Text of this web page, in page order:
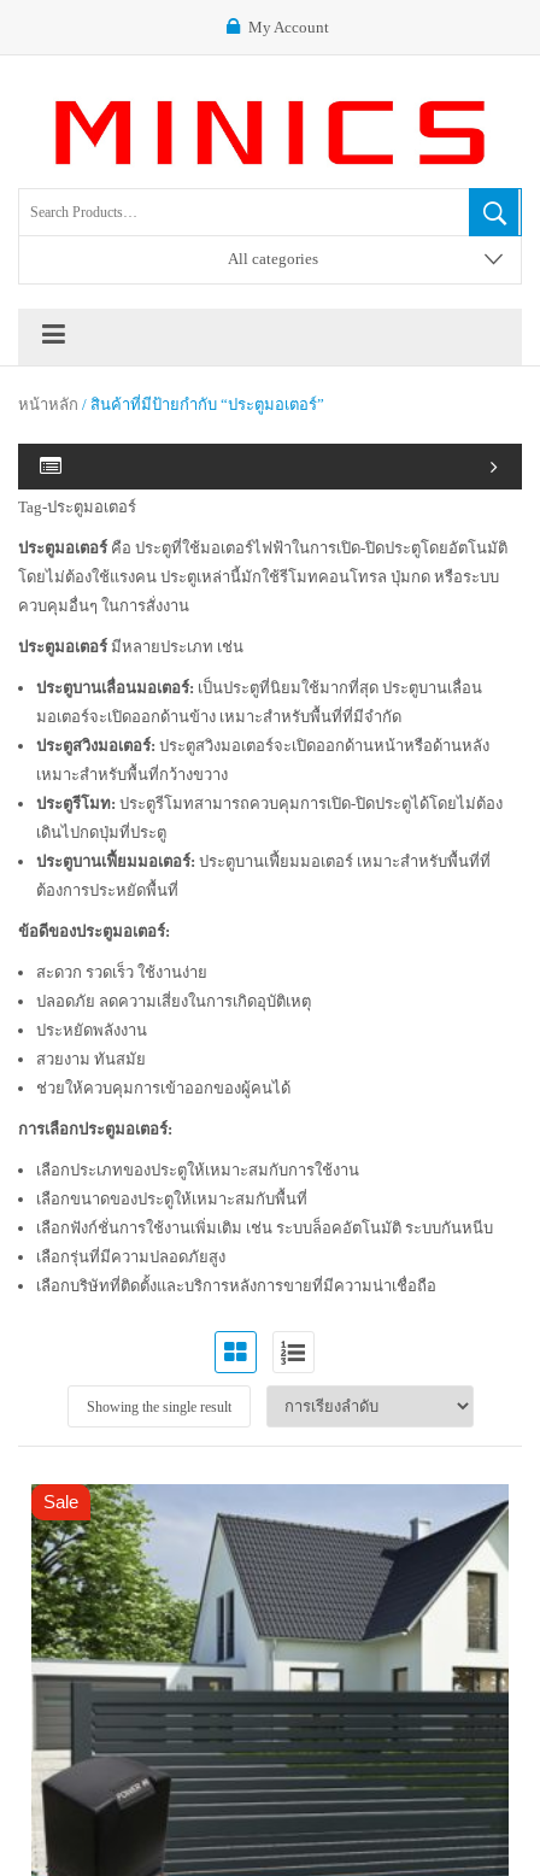
My Account
All categories
หน้าหลัก / สินค้าที่มีป้ายกำกับ “ประตูมอเตอร์”
Tag-ประตูมอเตอร์
ประตูมอเตอร์ คือ ประตูที่ใช้มอเตอร์ไฟฟ้าในการเปิด-ปิดประตูโดยอัตโนมัติ
โดยไม่ต้องใช้แรงคน ประตูเหล่านี้มักใช้รีโมทคอนโทรล ปุ่มกด หรือระบบ
ควบคุมอื่นๆ ในการสั่งงาน
ประตูมอเตอร์ มีหลายประเภท เช่น
ประตูบานเลื่อนมอเตอร์: เป็นประตูที่นิยมใช้มากที่สุด ประตูบานเลื่อน
มอเตอร์จะเปิดออกด้านข้าง เหมาะสำหรับพื้นที่ที่มีจำกัด
ประตูสวิงมอเตอร์: ประตูสวิงมอเตอร์จะเปิดออกด้านหน้าหรือด้านหลัง
เหมาะสำหรับพื้นที่กว้างขวาง
ประตูรีโมท: ประตูรีโมทสามารถควบคุมการเปิด-ปิดประตูได้โดยไม่ต้อง
เดินไปกดปุ่มที่ประตู
ประตูบานเฟี้ยมมอเตอร์: ประตูบานเฟี้ยมมอเตอร์ เหมาะสำหรับพื้นที่ที่
ต้องการประหยัดพื้นที่
ข้อดีของประตูมอเตอร์:
สะดวก รวดเร็ว ใช้งานง่าย
ปลอดภัย ลดความเสี่ยงในการเกิดอุบัติเหตุ
ประหยัดพลังงาน
สวยงาม ทันสมัย
ช่วยให้ควบคุมการเข้าออกของผู้คนได้
การเลือกประตูมอเตอร์:
เลือกประเภทของประตูให้เหมาะสมกับการใช้งาน
เลือกขนาดของประตูให้เหมาะสมกับพื้นที่
เลือกฟังก์ชั่นการใช้งานเพิ่มเติม เช่น ระบบล็อคอัตโนมัติ ระบบกันหนีบ
เลือกรุ่นที่มีความปลอดภัยสูง
เลือกบริษัทที่ติดตั้งและบริการหลังการขายที่มีความน่าเชื่อถือ
Showing the single result
Sale